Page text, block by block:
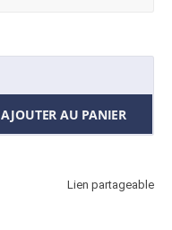
AJOUTER AU PANIER
Lien partageable